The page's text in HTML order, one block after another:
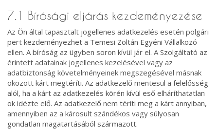
7.1 Bírósági eljárás kezdeményezése
Az Ön által tapasztalt jogellenes adatkezelés esetén polgári
pert kezdeményezhet a Temesi Zoltán Egyéni Vállalkozó
ellen. A bíróság az ügyben soron kívül jár el. A Szolgáltató az
érintett adatainak jogellenes kezelésével vagy az
adatbiztonság követelményeinek megszegésével másnak
okozott kárt megtéríti. Az adatkezelő mentesül a felelősség
alól, ha a kárt az adatkezelés körén kívül eső elháríthatatlan
ok idézte elő. Az adatkezelő nem téríti meg a kárt annyiban,
amennyiben az a károsult szándékos vagy súlyosan
gondatlan magatartásából származott.